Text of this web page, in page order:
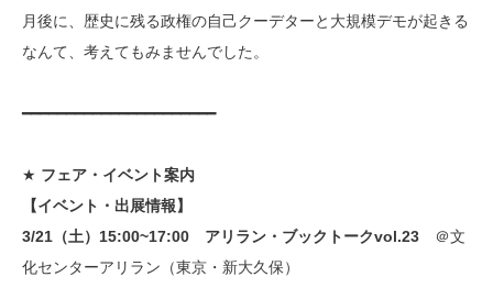
月後に、歴史に残る政権の自己クーデターと大規模デモが起きる
なんて、考えてもみませんでした。
━━━━━━━━━━━━━━━━━━━━━━
★ フェア・イベント案内
【イベント・出展情報】
3/21（土）15:00~17:00 アリラン・ブックトークvol.23 ＠文
化センターアリラン（東京・新大久保）